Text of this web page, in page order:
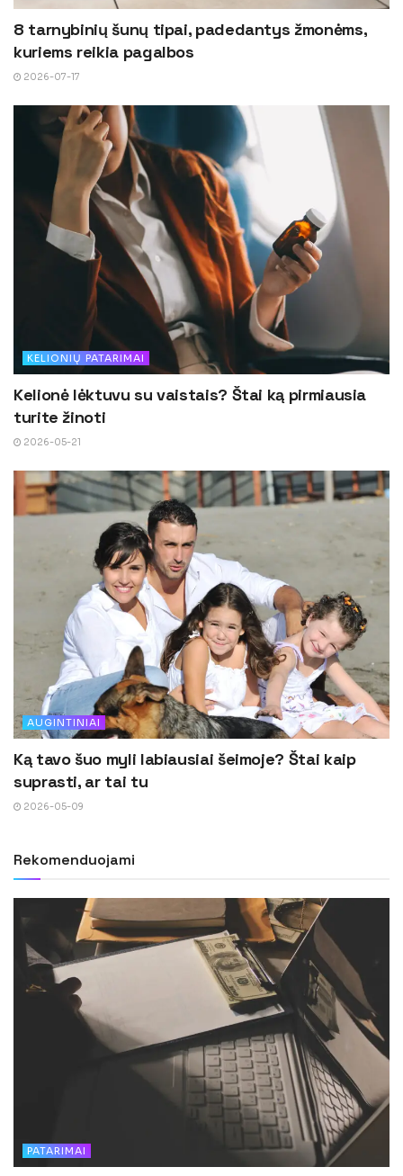
8 tarnybinių šunų tipai, padedantys žmonėms,
kuriems reikia pagalbos
2026-07-17
KELIONIŲ PATARIMAI
Kelionė lėktuvu su vaistais? Štai ką pirmiausia
turite žinoti
2026-05-21
AUGINTINIAI
Ką tavo šuo myli labiausiai šeimoje? Štai kaip
suprasti, ar tai tu
2026-05-09
Rekomenduojami
PATARIMAI